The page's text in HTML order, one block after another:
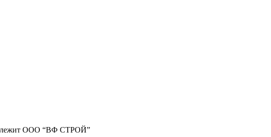
ООО “ВФ СТРОЙ”